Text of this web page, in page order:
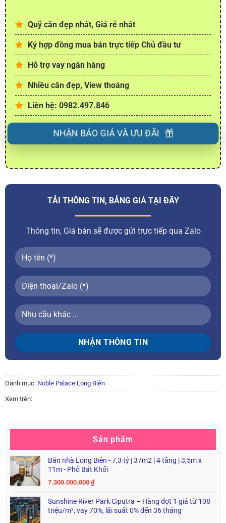
Quỹ căn đẹp nhất, Giá rẻ nhất
Ký hợp đồng mua bán trực tiếp Chủ đầu tư
Hỗ trợ vay ngân hàng
Nhiều căn đẹp, View thoáng
Liên hệ: 0982.497.846
NHẬN BÁO GIÁ VÀ ƯU ĐÃI
TẢI THÔNG TIN, BẢNG GIÁ TẠI ĐÂY
Thông tin, Giá bán sẽ được gửi trực tiếp qua Zalo
Danh mục: Noble Palace Long Biên
Xem trên:
Sản phẩm
Bán nhà Long Biên - 7,3 tỷ | 37m2 | 4 tầng | 3,5m x
11m - Phố Bát Khối
7.300.000.000 ₫
Sunshine River Park Ciputra – Hàng đợt 1 giá từ 108
triệu/m², vay 70%, lãi suất 0% đến 36 tháng